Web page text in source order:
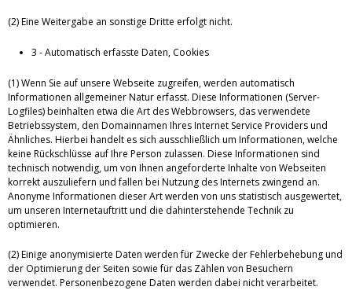
(2) Eine Weitergabe an sonstige Dritte erfolgt nicht.
3 - Automatisch erfasste Daten, Cookies
(1) Wenn Sie auf unsere Webseite zugreifen, werden automatisch
Informationen allgemeiner Natur erfasst. Diese Informationen (Server-
Logfiles) beinhalten etwa die Art des Webbrowsers, das verwendete
Betriebssystem, den Domainnamen Ihres Internet Service Providers und
Ähnliches. Hierbei handelt es sich ausschließlich um Informationen, welche
keine Rückschlüsse auf Ihre Person zulassen. Diese Informationen sind
technisch notwendig, um von Ihnen angeforderte Inhalte von Webseiten
korrekt auszuliefern und fallen bei Nutzung des Internets zwingend an.
Anonyme Informationen dieser Art werden von uns statistisch ausgewertet,
um unseren Internetauftritt und die dahinterstehende Technik zu
optimieren.
(2) Einige anonymisierte Daten werden für Zwecke der Fehlerbehebung und
der Optimierung der Seiten sowie für das Zählen von Besuchern
verwendet. Personenbezogene Daten werden dabei nicht verarbeitet.